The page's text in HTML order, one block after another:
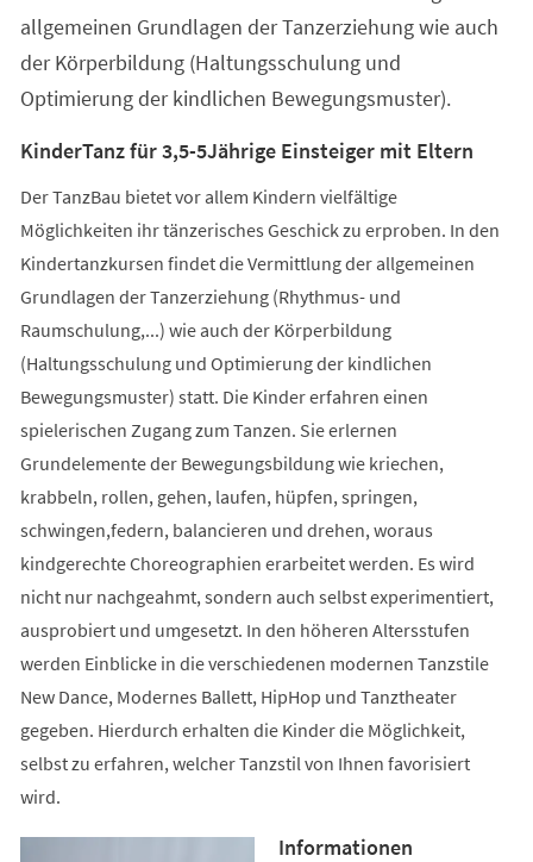
allgemeinen Grundlagen der Tanzerziehung wie auch
der Körperbildung (Haltungsschulung und
Optimierung der kindlichen Bewegungsmuster).
KinderTanz für 3,5-5Jährige Einsteiger mit Eltern
Der TanzBau bietet vor allem Kindern vielfältige
Möglichkeiten ihr tänzerisches Geschick zu erproben. In den
Kindertanzkursen findet die Vermittlung der allgemeinen
Grundlagen der Tanzerziehung (Rhythmus- und
Raumschulung,...) wie auch der Körperbildung
(Haltungsschulung und Optimierung der kindlichen
Bewegungsmuster) statt. Die Kinder erfahren einen
spielerischen Zugang zum Tanzen. Sie erlernen
Grundelemente der Bewegungsbildung wie kriechen,
krabbeln, rollen, gehen, laufen, hüpfen, springen,
schwingen,federn, balancieren und drehen, woraus
kindgerechte Choreographien erarbeitet werden. Es wird
nicht nur nachgeahmt, sondern auch selbst experimentiert,
ausprobiert und umgesetzt. In den höheren Altersstufen
werden Einblicke in die verschiedenen modernen Tanzstile
New Dance, Modernes Ballett, HipHop und Tanztheater
gegeben. Hierdurch erhalten die Kinder die Möglichkeit,
selbst zu erfahren, welcher Tanzstil von Ihnen favorisiert
wird.
Informationen